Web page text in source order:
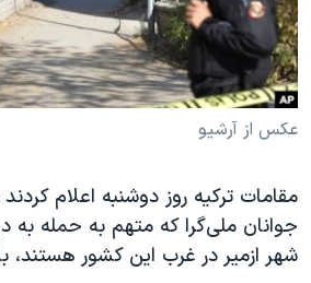
حقوق شهروندی
اقتصادی
علم و فناوری
اسرائیل در جنگ
آرشیو پخش زنده
انتخابات ریاست جمهوری آمریکا ۲۰۲۴
حمله جمهوری اسلامی به اسرائیل
رمز مهسا
ورزش زنان در ایران
مجموعه مستندهای دادخواهی
تریبونال مردمی آبان ۹۸
زبانهای مختلف
عکس از آرشیو
جوانان ملی‌گرا که متهم به حمله به
شهر ازمیر در غرب این کشور هستند،